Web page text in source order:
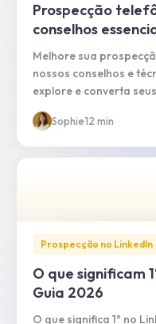
Prospecção
conselhos
Melhore sua
nossos conselhos e
explore e converta
Sophie·12 min
Prospecção no LinkedIn
O que significam
Guia 2026
O que significa 1º no